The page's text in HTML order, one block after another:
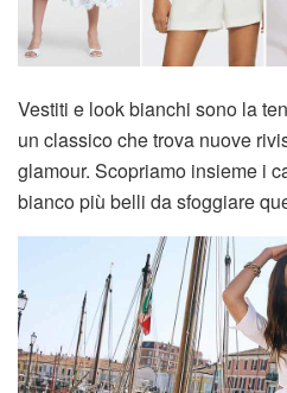
Vestiti e look bianchi sono la
un classico che trova nuove
glamour. Scopriamo insieme i
bianco più belli da sfoggiare